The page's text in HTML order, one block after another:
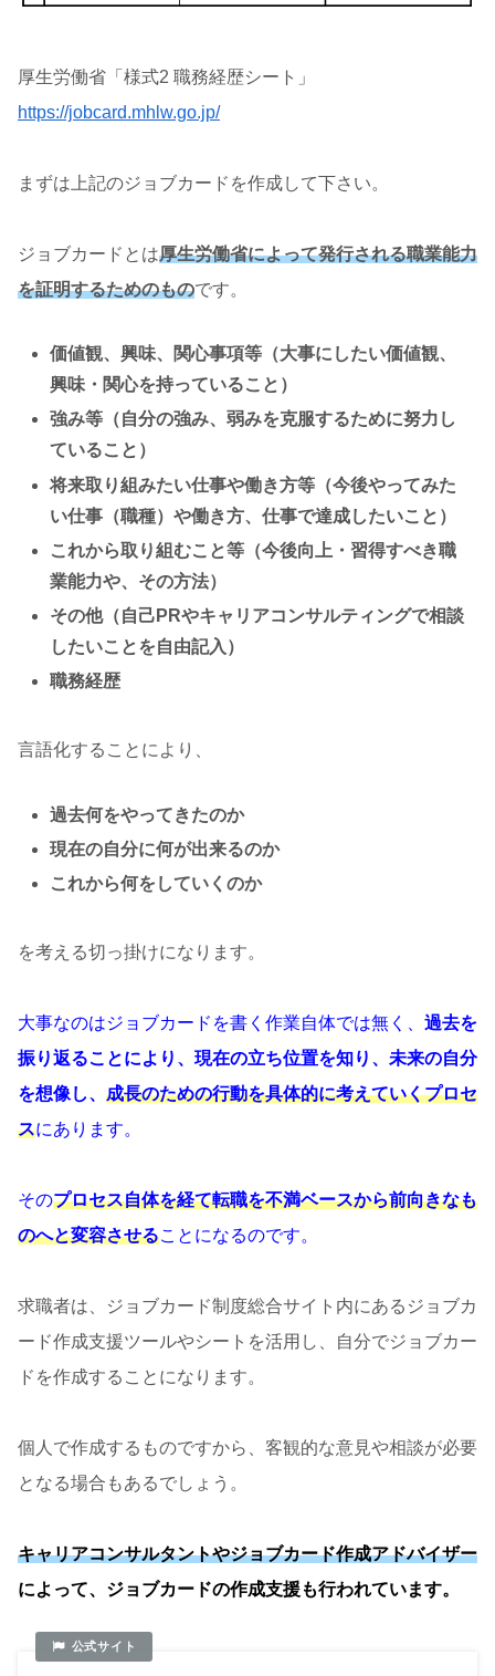
厚生労働省「様式2 職務経歴シート」
https://jobcard.mhlw.go.jp/
まずは上記のジョブカードを作成して下さい。
ジョブカードとは厚生労働省によって発行される職業能力
を証明するためのものです。
価値観、興味、関心事項等（大事にしたい価値観、
興味・関心を持っていること）
強み等（自分の強み、弱みを克服するために努力し
ていること）
将来取り組みたい仕事や働き方等（今後やってみた
い仕事（職種）や働き方、仕事で達成したいこと）
これから取り組むこと等（今後向上・習得すべき職
業能力や、その方法）
その他（自己PRやキャリアコンサルティングで相談
したいことを自由記入）
職務経歴
言語化することにより、
過去何をやってきたのか
現在の自分に何が出来るのか
これから何をしていくのか
を考える切っ掛けになります。
大事なのはジョブカードを書く作業自体では無く、 過去を
振り返ることにより、現在の立ち位置を知り、未来の自分
を想像し、 成長のための行動を具体的に考えていくプロセ
スにあります。
そのプロセス自体を経て転職を不満ベースから前向きなも
のへと変容させることになるのです。
求職者は、ジョブカード制度総合サイト内にあるジョブカ
ード作成支援ツールやシートを活用し、自分でジョブカー
ドを作成することになります。
個人で作成するものですから、客観的な意見や相談が必要
となる場合もあるでしょう。
キャリアコンサルタントやジョブカード作成アドバイザー
によって、ジョブカードの作成支援も行われています。